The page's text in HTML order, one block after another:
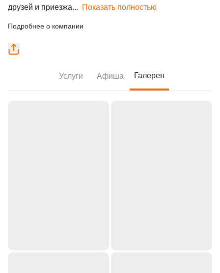
друзей и приезжа... Показать полностью
Подробнее о компании
Услуги Афиша Галерея